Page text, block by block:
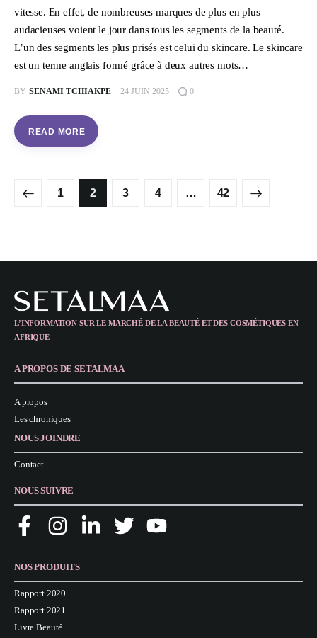
vitesse. En effet, de nombreuses marques de plus en plus
audacieuses voient le jour dans tous les segments de la beauté.
L’un des segments les plus prisés est celui du skincare. Le skincare
est un terme anglais formé grâce à deux autres mots…
BY SENAMI TCHIAKPE 24 JUIN 2025 0
READ MORE
1 2 3 4 … 42
>
L’INFORMATION SUR LE MARCHÉ DE LA BEAUTÉ ET DES COSMÉTIQUES EN
AFRIQUE
A PROPOS DE SETALMAA
A propos
Les chroniques
NOUS JOINDRE
Contact
NOUS SUIVRE
NOS PRODUITS
Rapport 2020
Rapport 2021
Livre Beauté